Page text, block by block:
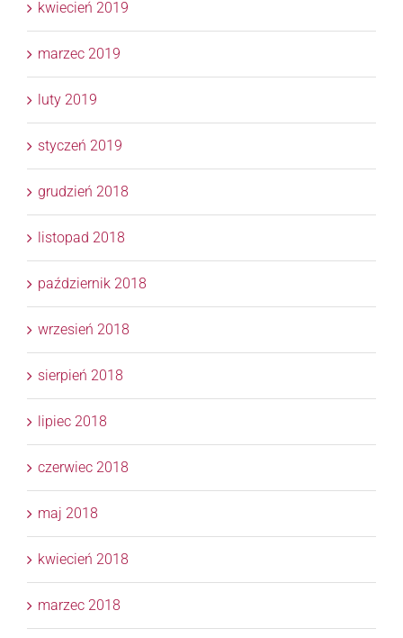
kwiecień 2019
marzec 2019
luty 2019
styczeń 2019
grudzień 2018
listopad 2018
październik 2018
wrzesień 2018
sierpień 2018
lipiec 2018
czerwiec 2018
maj 2018
kwiecień 2018
marzec 2018